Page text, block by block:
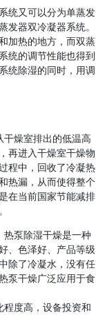
统又可以分为单蒸发
发器双冷凝器系统。
加热的地方，而双蒸
统的调节性能也得到
统除湿的同时，用调
干燥室排出的低温高
再进入干燥室干燥物
程中，回收了冷凝热
热漏，从而使得整个
在当前国家节能减排
热泵除湿干燥是一种
、色泽好、产品等级
除了冷凝水，没有任
泵干燥广泛应用于食
程度高，设备投资和